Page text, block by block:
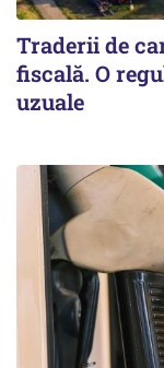
Traderii de
fiscală. O
uzuale